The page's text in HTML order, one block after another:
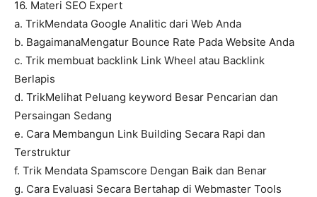
16. Materi SEO Expert
a. TrikMendata Google Analitic dari Web Anda
b. BagaimanaMengatur Bounce Rate Pada Website Anda
c. Trik membuat backlink Link Wheel atau Backlink
Berlapis
d. TrikMelihat Peluang keyword Besar Pencarian dan
Persaingan Sedang
e. Cara Membangun Link Building Secara Rapi dan
Terstruktur
f. Trik Mendata Spamscore Dengan Baik dan Benar
g. Cara Evaluasi Secara Bertahap di Webmaster Tools